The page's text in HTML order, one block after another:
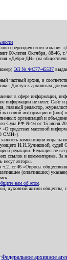
периодического
60-летия Октября, 88-46,
издания «Дебри-ДВ» (на
ЭЛ № ФС77-45537
частный архив, в
Доступ к архивным
в сфере информации,
информации не несет.
редактор, журналист
массовой информации и
организаций и
Суда РФ №16 от 15 июня
средствах массовой
СМИ»).
компенсации
И.И.Куликовой,
редакции. Редакция не
ссылок и комментариев.
несут авторы.
ч.2. ст.46 «Опросы
(оплативших)
нам об этом
духовной жизни